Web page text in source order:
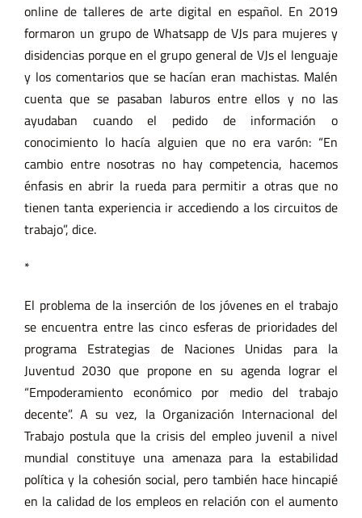
online de talleres de arte digital en español. En 2019
formaron un grupo de Whatsapp de VJs para mujeres y
disidencias porque en el grupo general de VJs el lenguaje
y los comentarios que se hacían eran machistas. Malén
cuenta que se pasaban laburos entre ellos y no las
ayudaban cuando el pedido de información o
conocimiento lo hacía alguien que no era varón: “En
cambio entre nosotras no hay competencia, hacemos
énfasis en abrir la rueda para permitir a otras que no
tienen tanta experiencia ir accediendo a los circuitos de
trabajo”, dice.
*
El problema de la inserción de los jóvenes en el trabajo
se encuentra entre las cinco esferas de prioridades del
programa Estrategias de Naciones Unidas para la
Juventud 2030 que propone en su agenda lograr el
“Empoderamiento económico por medio del trabajo
decente”. A su vez, la Organización Internacional del
Trabajopostula que la crisis del empleo juvenil a nivel
mundial constituye una amenaza para la estabilidad
política y la cohesión social, pero también hace hincapié
en la calidad de los empleos en relación con el aumento